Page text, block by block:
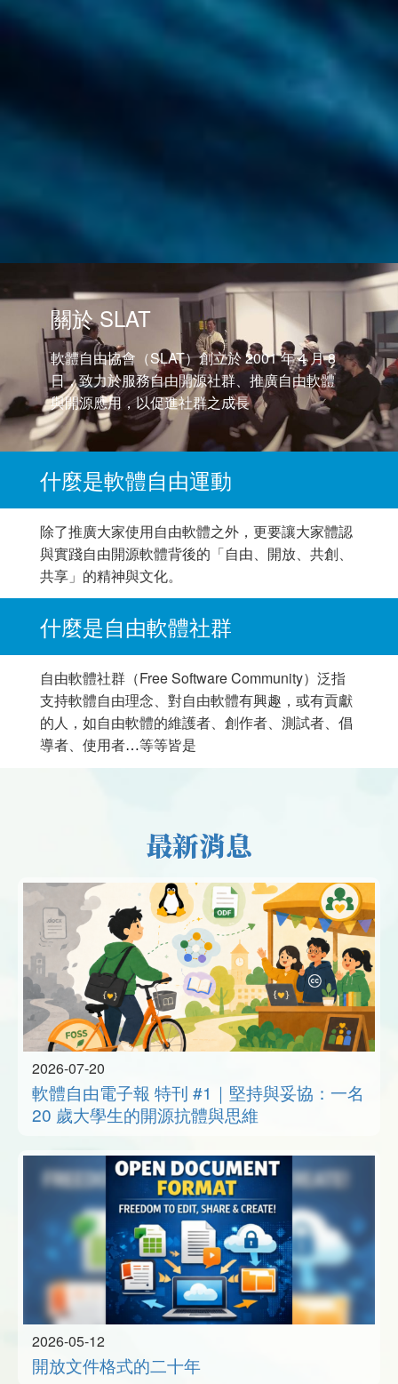
關於 SLAT
軟體自由協會（SLAT）創立於 2001 年 4 月 8
日，致力於服務自由開源社群、推廣自由軟體
與開源應用，以促進社群之成長
什麼是軟體自由運動
除了推廣大家使用自由軟體之外，更要讓大家體認
與實踐自由開源軟體背後的「自由、開放、共創、
共享」的精神與文化。
什麼是自由軟體社群
自由軟體社群（Free Software Community）泛指
支持軟體自由理念、對自由軟體有興趣，或有貢獻
的人，如自由軟體的維護者、創作者、測試者、倡
導者、使用者…等等皆是
最新消息
2026-07-20
軟體自由電子報 特刊 #1｜堅持與妥協：一名
20 歲大學生的開源抗體與思維
2026-05-12
開放文件格式的二十年